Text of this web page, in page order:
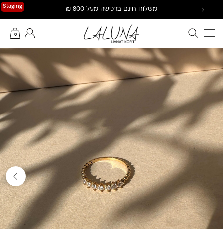
Staging משלוח חינם ברכישה מעל 800 ₪
חיפוש באתר
0
החשבון שלי